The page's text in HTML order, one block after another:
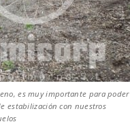
es muy importante para poder
estabilización con nuestros